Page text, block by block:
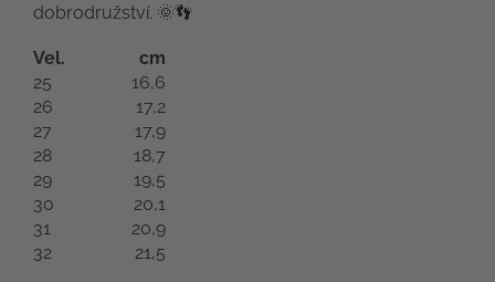
dobrodružství. 🌞👣
Vel.
cm
25
16,6
26
17,2
27
17,9
28
18,7
29
19,5
30
20,1
31
20,9
32
21,5